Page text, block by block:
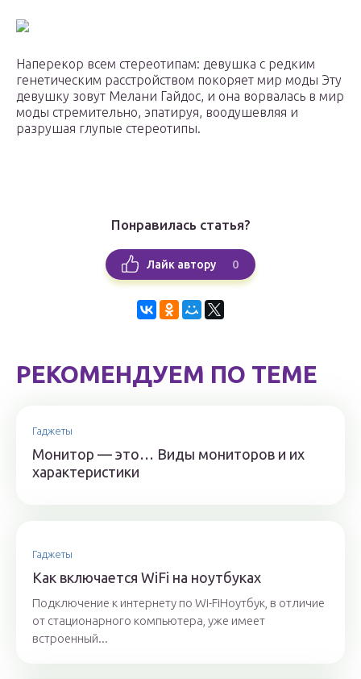
Наперекор всем стереотипам: девушка с редким
генетическим расстройством покоряет мир моды Эту
девушку зовут Мелани Гайдос, и она ворвалась в мир
моды стремительно, эпатируя, воодушевляя и
разрушая глупые стереотипы.
Понравилась статья?
Лайк автору 0
РЕКОМЕНДУЕМ ПО ТЕМЕ
Гаджеты
Монитор — это… Виды мониторов и их
характеристики
Гаджеты
Как включается WiFi на ноутбуках
Подключение к интернету по Wi-FiНоутбук, в отличие
от стационарного компьютера, уже имеет
встроенный...